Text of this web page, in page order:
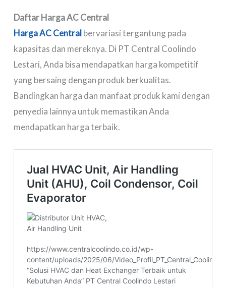
Daftar Harga AC Central
Harga AC Centralbervariasi tergantung pada
kapasitas dan mereknya. Di PT Central Coolindo
Lestari, Anda bisa mendapatkan harga kompetitif
yang bersaing dengan produk berkualitas.
Bandingkan harga dan manfaat produk kami dengan
penyedia lainnya untuk memastikan Anda
mendapatkan harga terbaik.